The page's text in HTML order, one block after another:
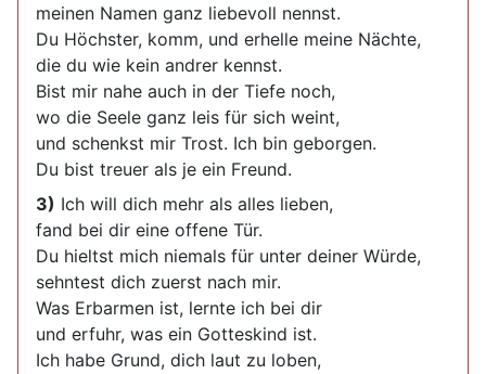
meinen Namen ganz liebevoll nennst.
Du Höchster, komm, und erhelle meine Nächte,
die du wie kein andrer kennst.
Bist mir nahe auch in der Tiefe noch,
wo die Seele ganz leis für sich weint,
und schenkst mir Trost. Ich bin geborgen.
Du bist treuer als je ein Freund.
3) Ich will dich mehr als alles lieben,
fand bei dir eine offene Tür.
Du hieltst mich niemals für unter deiner Würde,
sehntest dich zuerst nach mir.
Was Erbarmen ist, lernte ich bei dir
und erfuhr, was ein Gotteskind ist.
Ich habe Grund, dich laut zu loben,